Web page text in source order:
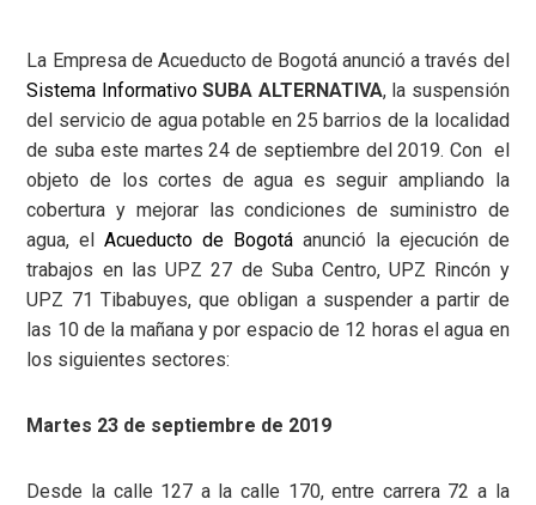
La Empresa de Acueducto de Bogotá anunció a través del
Sistema Informativo SUBA ALTERNATIVA, la suspensión
del servicio de agua potable en 25 barrios de la localidad
de suba este martes 24 de septiembre del 2019. Con el
objeto de los cortes de agua es seguir ampliando la
cobertura y mejorar las condiciones de suministro de
agua, elAcueducto de Bogotá anunció la ejecución de
trabajos en las UPZ 27 de Suba Centro, UPZ Rincón y
UPZ 71 Tibabuyes, que obligan a suspender a partir de
las 10 de la mañana y por espacio de 12 horas el agua en
los siguientes sectores:
Martes 23 de septiembre de 2019
Desde la calle 127 a la calle 170, entre carrera 72 a la